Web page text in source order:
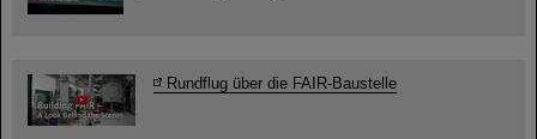
Rundflug über die FAIR-Baustelle